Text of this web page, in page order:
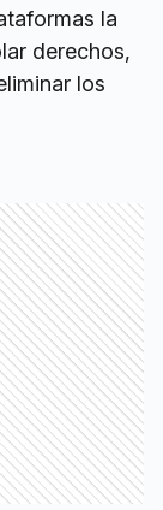
la
derechos,
los